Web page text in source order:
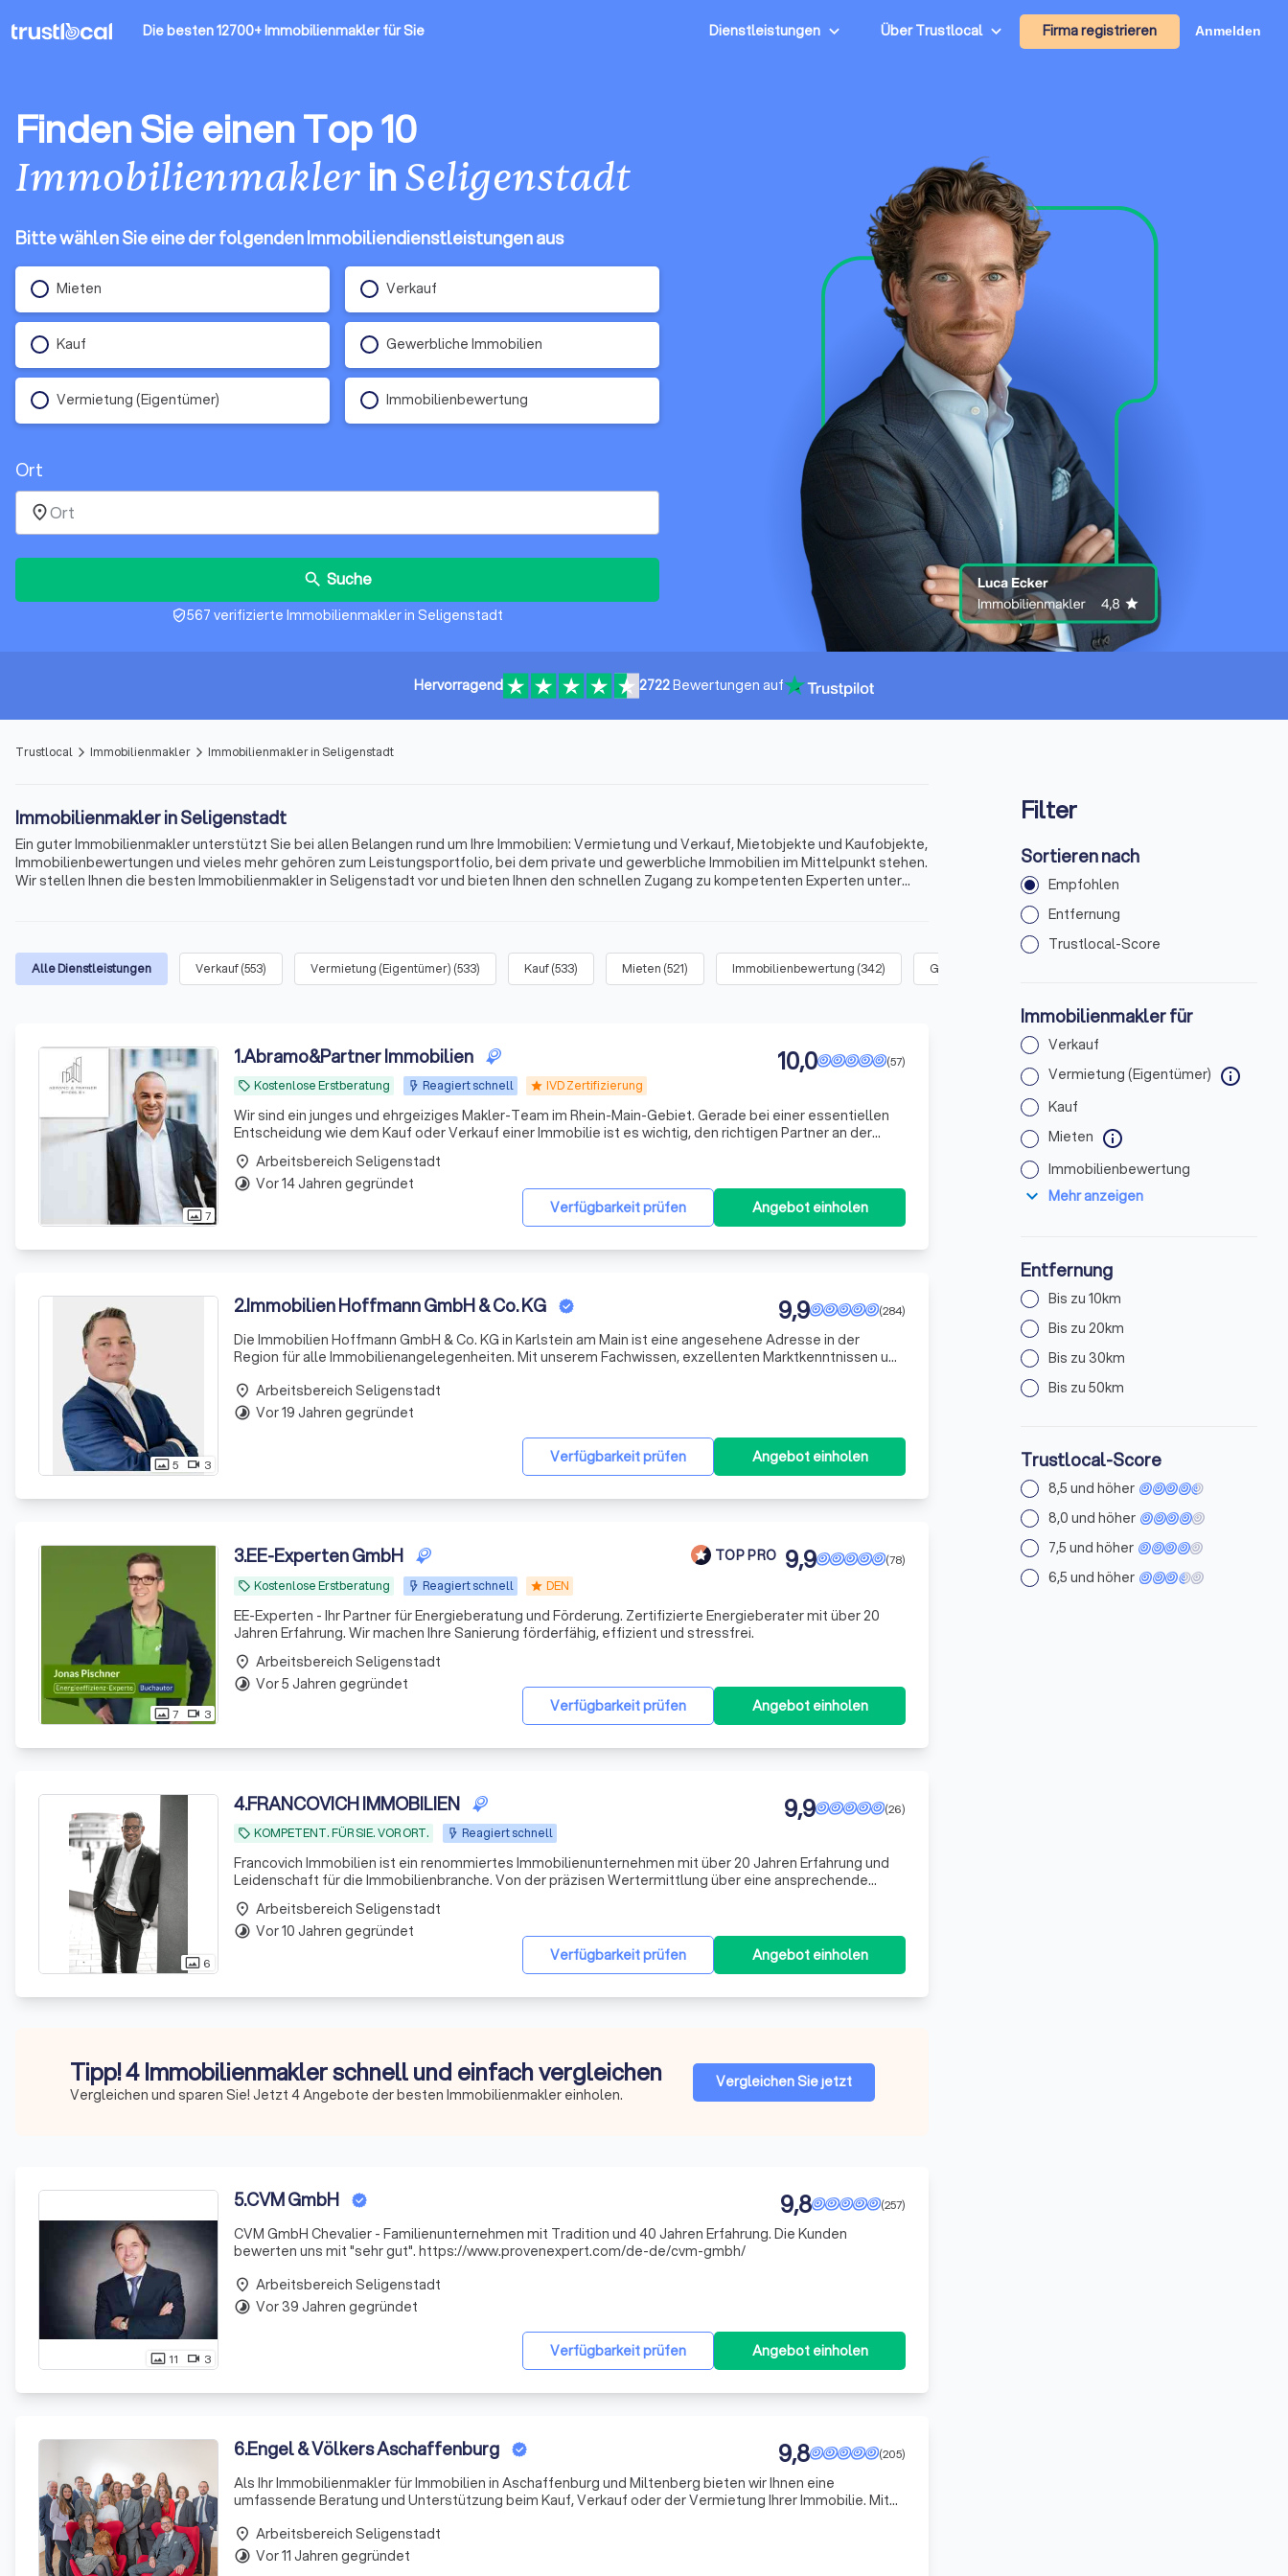
Die besten 12700+ Immobilienmakler für Sie Dienstleistungen Über Trustlocal Firma registrieren Anmelden
Finden Sie einen Top 10
ImmobilienmaklerinSeligenstadt
Bitte wählen Sie eine der folgenden Immobiliendienstleistungen aus
Mieten Verkauf
Kauf Gewerbliche Immobilien
Vermietung (Eigentümer) Immobilienbewertung
Ort
place
search Suche
verified_user567 verifizierte Immobilienmakler in Seligenstadt
Hervorragend 2722Bewertungen auf
Trustlocal arrow_forward_ios Immobilienmakler arrow_forward_ios Immobilienmakler in Seligenstadt
Immobilienmakler in Seligenstadt
Ein guter Immobilienmakler unterstützt Sie bei allen Belangen rund um Ihre Immobilien: Vermietung und Verkauf, Mietobjekte und Kaufobjekte,
Immobilienbewertungen und vieles mehr gehören zum Leistungsportfolio, bei dem private und gewerbliche Immobilien im Mittelpunkt stehen.
Wir stellen Ihnen die besten Immobilienmakler in Seligenstadt vor und bieten Ihnen den schnellen Zugang zu kompetenten Experten unter
Alle Dienstleistungen Verkauf(553) Vermietung (Eigentümer) (533) Kauf(533) Mieten (521) Immobilienbewertung (342) Gewerbliche Immobilien
photo_size_select_actual7
1.Abramo&Partner Immobilien
local_offer Kostenlose Erstberatung Reagiert schnell star IVD Zertifizierung
(57)
10,0
Wir sind ein junges und ehrgeiziges Makler-Team im Rhein-Main-Gebiet. Gerade bei einer essentiellen
Entscheidung wie dem Kauf oder Verkauf einer Immobilie ist es wichtig, den richtigen Partner an der
Seite zu haben. Wir ermitteln kostenfrei den Wert Ihrer Immobilie und begleiten Sie vom Erstgespräch
Verfügbarkeit prüfen Angebot einholen
place Arbeitsbereich Seligenstadt
timelapse Vor 14 Jahren gegründet
photo_size_select_actual5 videocam 3
2.Immobilien Hoffmann GmbH & Co. KG (284)
9,9
Die Immobilien Hoffmann GmbH & Co. KG in Karlstein am Main ist eine angesehene Adresse in der
Region für alle Immobilienangelegenheiten. Mit unserem Fachwissen, exzellenten Marktkenntnissen und
Mieter
Verfügbarkeit prüfen Angebot einholen
place Arbeitsbereich Seligenstadt
timelapse Vor 19 Jahren gegründet
photo_size_select_actual7 videocam 3
3.EE-Experten GmbH TOP PRO
local_offer Kostenlose Erstberatung Reagiert schnell star DEN
(78)
9,9
EE-Experten - Ihr Partner für Energieberatung und Förderung. Zertifizierte Energieberater mit über 20
Jahren Erfahrung. Wir machen Ihre Sanierung förderfähig, effizient und stressfrei.
Verfügbarkeit prüfen Angebot einholen
place Arbeitsbereich Seligenstadt
timelapse Vor 5 Jahren gegründet
photo_size_select_actual 6
4.FRANCOVICH IMMOBILIEN
local_offer KOMPETENT. FÜR SIE. VOR ORT. Reagiert schnell
(26)
9,9
Francovich Immobilien ist ein renommiertes Immobilienunternehmen mit über 20 Jahren Erfahrung und
Leidenschaft für die Immobilienbranche. Von der präzisen Wertermittlung über eine ansprechende
Vermarktung bis hin zu qualifizierten Besichtigungen: Für den erfolgreichen Verkauf einer Immobilie
brauc
Verfügbarkeit prüfen Angebot einholen
place Arbeitsbereich Seligenstadt
timelapse Vor 10 Jahren gegründet
Tipp! 4 Immobilienmakler schnell und einfach vergleichen
Vergleichen und sparen Sie! Jetzt 4 Angebote der besten Immobilienmakler einholen.
Vergleichen Sie jetzt
photo_size_select_actual 11 videocam 3
5.CVM GmbH (257)
9,8
CVM GmbH Chevalier - Familienunternehmen mit Tradition und 40 Jahren Erfahrung. Die Kunden
bewerten uns mit "sehr gut". https://www.provenexpert.com/de-de/cvm-gmbh/
Verfügbarkeit prüfen Angebot einholen
place Arbeitsbereich Seligenstadt
timelapse Vor 39 Jahren gegründet
6.Engel & Völkers Aschaffenburg (205)
9,8
Als Ihr Immobilienmakler für Immobilien in Aschaffenburg und Miltenberg bieten wir Ihnen eine
umfassende Beratung und Unterstützung beim Kauf, Verkauf oder der Vermietung Ihrer Immobilie. Mit
wir Ihr kompe
place Arbeitsbereich Seligenstadt
timelapse Vor 11 Jahren gegründet
Filter
Sortieren nach
Empfohlen
Entfernung
Trustlocal-Score
Immobilienmakler für
Verkauf
Vermietung (Eigentümer) info
Kauf
Mieten info
Immobilienbewertung
expand_more Mehr anzeigen
Entfernung
Bis zu 10km
Bis zu 20km
Bis zu 30km
Bis zu 50km
Trustlocal-Score
8,5 und höher
8,0 und höher
7,5 und höher
6,5 und höher